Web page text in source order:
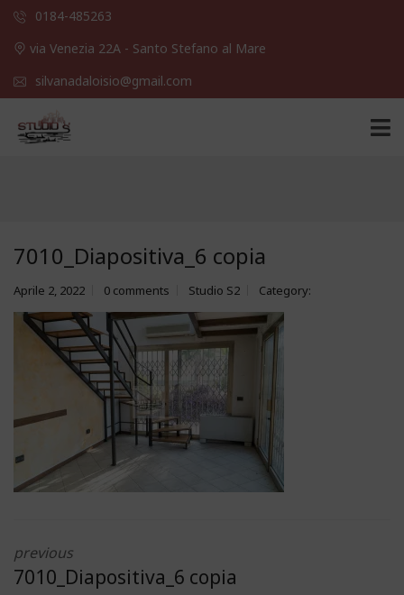
0184-485263
via Venezia 22A - Santo Stefano al Mare
silvanadaloisio@gmail.com
7010_Diapositiva_6 copia
Aprile 2, 2022 0 comments Studio S2 Category:
previous
7010_Diapositiva_6 copia